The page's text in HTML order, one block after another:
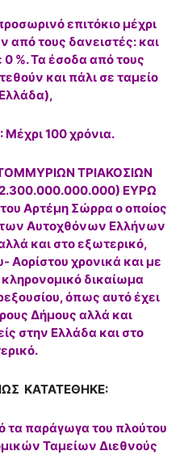
επιτόκιο μέχρι
από τους δανειστές: και
%. Τα έσοδα από τους
και πάλι σε ταμείο
100 χρόνια.
ΤΡΙΑΚΟΣΙΩΝ
ΕΥΡΩ
Αρτέμη Σώρρα ο οποίος
των Αυτοχθόνων Ελλήνων
και στο εξωτερικό,
Αορίστου χρονικά και με
δικαίωμα
όπως αυτό έχει
Δήμους αλλά και
στην Ελλάδα και στο
ΚΑΤΑΤΕΘΗΚΕ:
παράγωγα του πλούτου
Ταμείων Διεθνούς